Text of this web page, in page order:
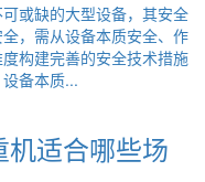
或缺的大型设备，其安全
，需从设备本质安全、作
构建完善的安全技术措施
备本质...
适合哪些场